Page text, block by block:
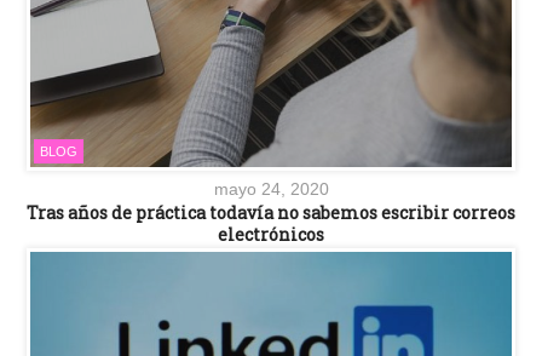
BLOG
mayo 24, 2020
Tras años de práctica todavía no sabemos escribir correos
electrónicos